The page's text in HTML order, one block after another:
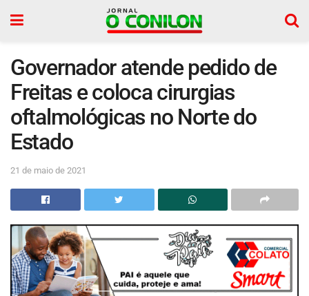
Governador atende pedido de
Freitas e coloca cirurgias
oftalmológicas no Norte do
Estado
21 de maio de 2021